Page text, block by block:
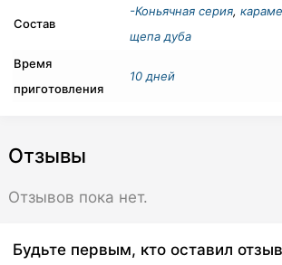
Состав
-Коньячная серия,
щепа дуба
Время
приготовления
10 дней
Отзывы
Отзывов пока нет.
Будьте первым, кто оставил